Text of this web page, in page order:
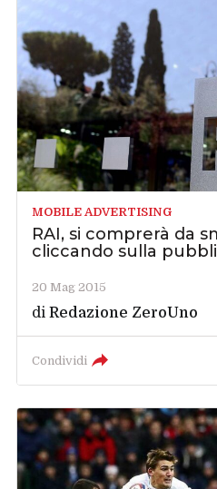
MOBILE ADVERTISING
RAI, si comprerà da
cliccando sulla
20 Mag 2015
diRedazione ZeroUno
Condividi